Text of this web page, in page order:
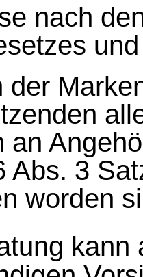
nach
und
der
an
Abs. 3
worden